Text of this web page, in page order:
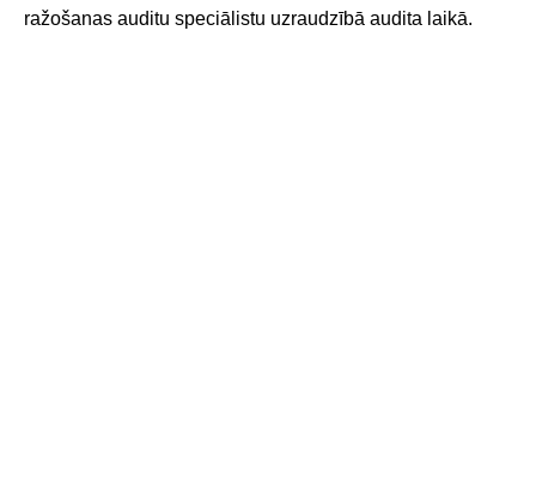
ražošanas auditu speciālistu uzraudzībā audita laikā.